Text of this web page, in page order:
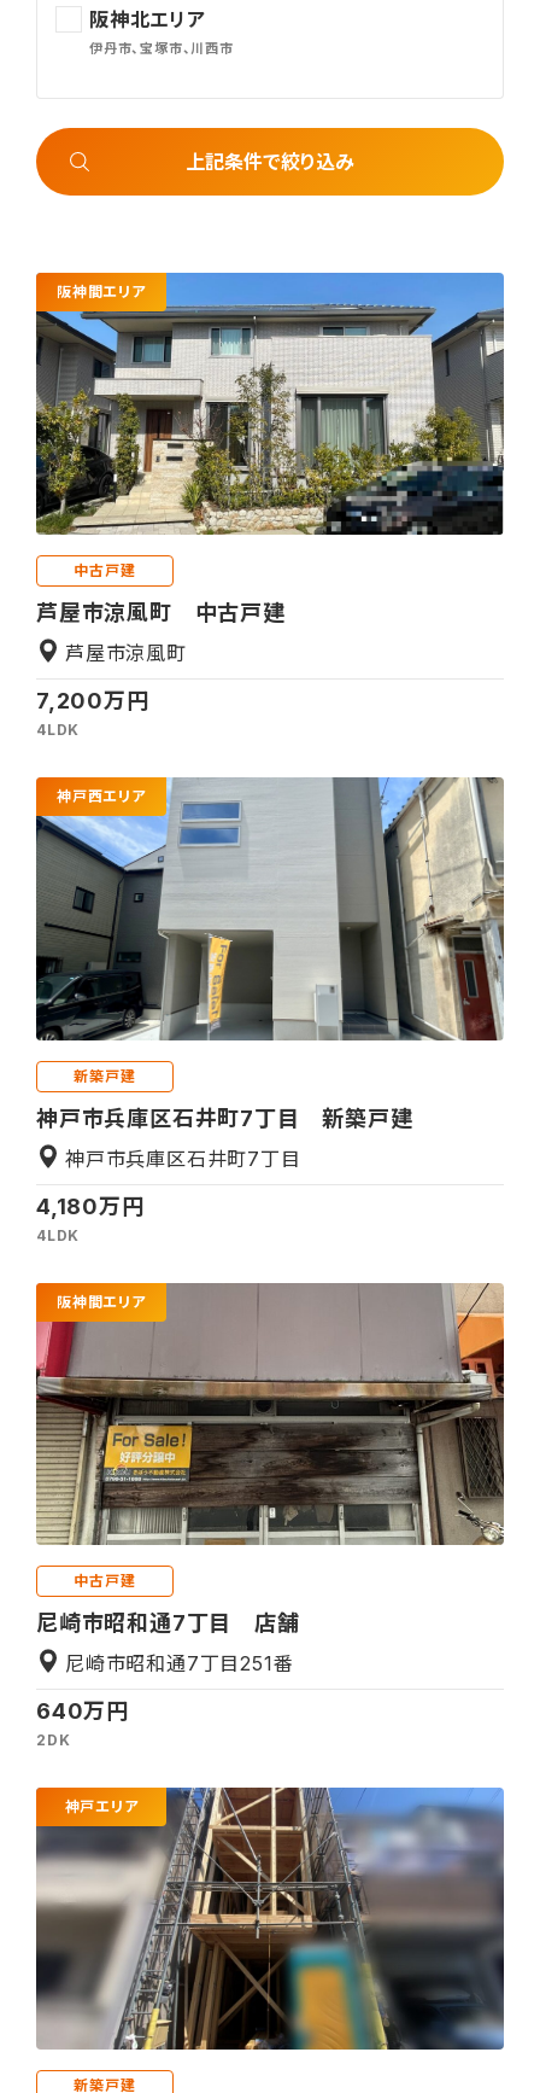
阪神北エリア
伊丹市、宝塚市、川西市
上記条件で絞り込み
阪神間エリア
中古戸建
芦屋市涼風町 中古戸建
7,200万円
4LDK
芦屋市涼風町
神戸西エリア
新築戸建
神戸市兵庫区石井町7丁目 新築戸建
4,180万円
4LDK
神戸市兵庫区石井町7丁目
阪神間エリア
中古戸建
尼崎市昭和通7丁目 店舗
640万円
2DK
尼崎市昭和通7丁目251番
神戸エリア
新築戸建